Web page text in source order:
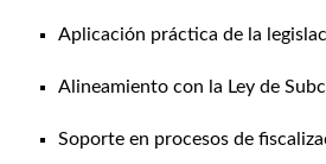
Aplicación práctica de la
Alineamiento con la Ley de
Soporte en procesos de